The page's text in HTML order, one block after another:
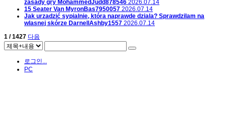
zasady gry MohammedJudd878546 2026.07.14
15 Seater Van MyronBas7950057 2026.07.14
Jak urzadzić sypialnie, która naprawde dziala? Sprawdzilam na
wlasnej skórze DarnellAshby1557 2026.07.14
1 / 1427 다음
로그인...
PC